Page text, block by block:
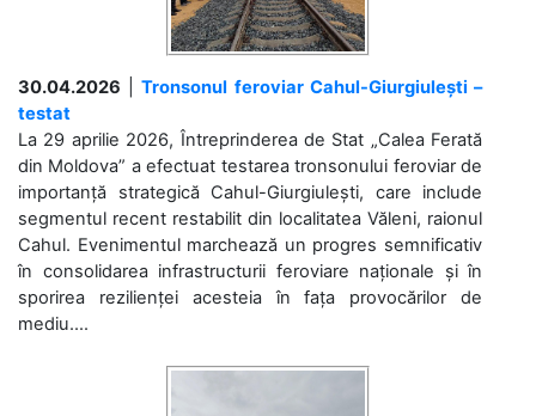
30.04.2026 |Tronsonul feroviar Cahul-Giurgiulești –
testat
La 29 aprilie 2026, Întreprinderea de Stat „Calea Ferată
din Moldova” a efectuat testarea tronsonului feroviar de
importanță strategică Cahul-Giurgiulești, care include
segmentul recent restabilit din localitatea Văleni, raionul
Cahul. Evenimentul marchează un progres semnificativ
în consolidarea infrastructurii feroviare naționale și în
sporirea rezilienței acesteia în fața provocărilor de
mediu....